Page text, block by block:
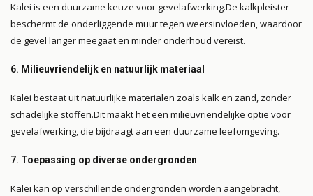
Kalei is een duurzame keuze voor gevelafwerking.De kalkpleister
beschermt de onderliggende muur tegen weersinvloeden, waardoor
de gevel langer meegaat en minder onderhoud vereist.
6. Milieuvriendelijk en natuurlijk materiaal
Kalei bestaat uit natuurlijke materialen zoals kalk en zand, zonder
schadelijke stoffen.Dit maakt het een milieuvriendelijke optie voor
gevelafwerking, die bijdraagt aan een duurzame leefomgeving.
7. Toepassing op diverse ondergronden
Kalei kan op verschillende ondergronden worden aangebracht,